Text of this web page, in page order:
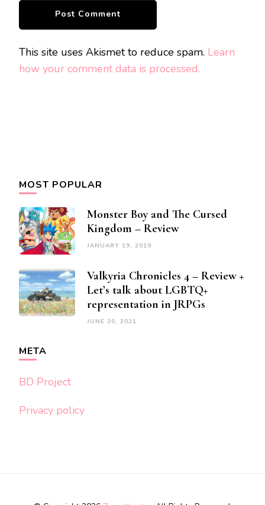
This site uses Akismet to reduce spam. Learn
how your comment data is processed.
MOST POPULAR
Monster Boy and The Cursed
Kingdom – Review
JANUARY 19, 2019
Valkyria Chronicles 4 – Review +
Let’s talk about LGBTQ+
representation in JRPGs
JUNE 30, 2021
META
BD Project
Privacy policy